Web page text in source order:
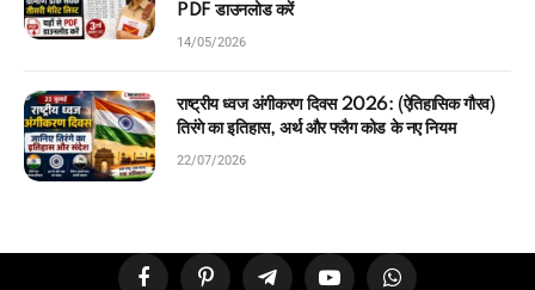
PDF डाउनलोड करें
14/05/2026
राष्ट्रीय ध्वज अंगीकरण दिवस 2026: (ऐतिहासिक गौरव)
तिरंगे का इतिहास, अर्थ और फ्लैग कोड के नए नियम
22/07/2026